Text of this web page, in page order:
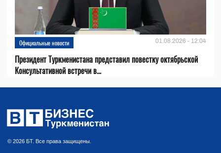
Официальные новости 01.08.2026 - 12:04
Президент Туркменистана представил повестку октябрьской
Консультативной встречи в...
© 2026 БТ. Все права защищены.